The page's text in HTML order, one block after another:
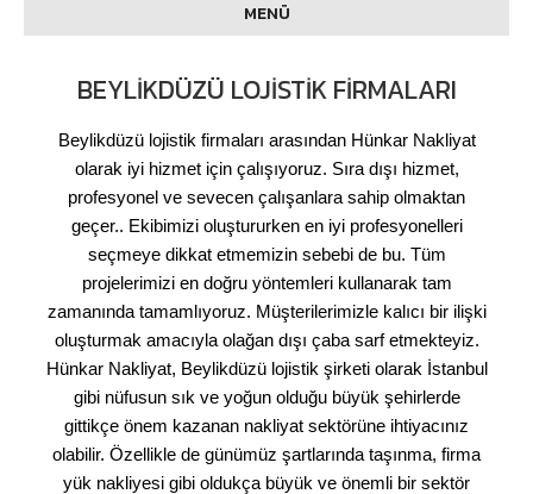
MENÜ
BEYLIKDÜZÜ LOJISTIK FIRMALARI
Beylikdüzü lojistik firmaları arasından Hünkar Nakliyat
olarak iyi hizmet için çalışıyoruz. Sıra dışı hizmet,
profesyonel ve sevecen çalışanlara sahip olmaktan
geçer.. Ekibimizi oluştururken en iyi profesyonelleri
seçmeye dikkat etmemizin sebebi de bu. Tüm
projelerimizi en doğru yöntemleri kullanarak tam
zamanında tamamlıyoruz. Müşterilerimizle kalıcı bir ilişki
oluşturmak amacıyla olağan dışı çaba sarf etmekteyiz.
Hünkar Nakliyat, Beylikdüzü lojistik şirketi olarak İstanbul
gibi nüfusun sık ve yoğun olduğu büyük şehirlerde
gittikçe önem kazanan nakliyat sektörüne ihtiyacınız
olabilir. Özellikle de günümüz şartlarında taşınma, firma
yük nakliyesi gibi oldukça büyük ve önemli bir sektör